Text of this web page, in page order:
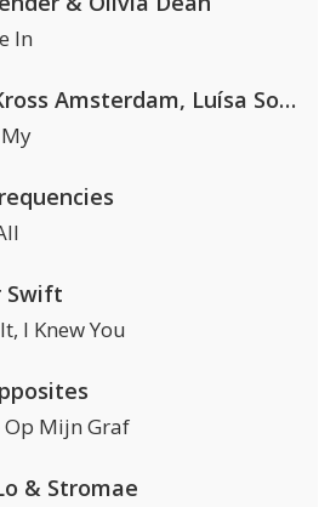
In
Kriss Kross Amsterdam, Luísa Sonza & Willy William
Swift
I Knew You
Op Mijn Graf
& Stromae